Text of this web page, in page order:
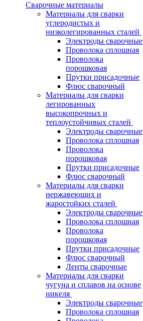
Сварочные материалы
Материалы для сварки
углеродистых и
низколегированных сталей
Электроды сварочные
Проволока сплошная
Проволока
порошковая
Прутки присадочные
Флюс сварочный
Материалы для сварки
легированных
высокопрочных и
теплоустойчивых сталей
Электроды сварочные
Проволока сплошная
Проволока
порошковая
Прутки присадочные
Флюс сварочный
Материалы для сварки
нержавеющих и
жаростойких сталей
Электроды сварочные
Проволока сплошная
Проволока
порошковая
Прутки присадочные
Флюс сварочный
Ленты сварочные
Материалы для сварки
чугуна и сплавов на основе
никеля
Электроды сварочные
Проволока сплошная